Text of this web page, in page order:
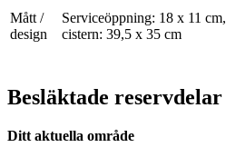
Mått /
design
Serviceöppning: 18 x 11 cm,
cistern: 39,5 x 35 cm
Besläktade reservdelar
Ditt aktuella område